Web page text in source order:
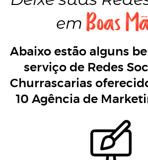
em Boas
Abaixo estão alguns
serviço de Redes
Churrascarias
10 Agência de